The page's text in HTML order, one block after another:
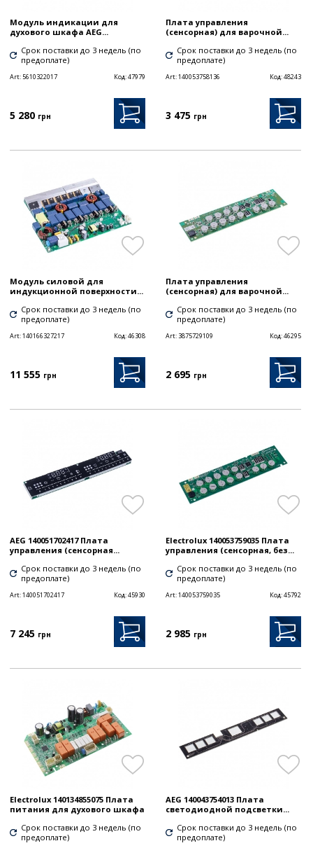
Модуль индикации для
духового шкафа AEG...
Срок поставки до 3 недель (по
предоплате)
Art: 5610322017 Код:47979
5 280 грн
Плата управления
(сенсорная) для варочной...
Срок поставки до 3 недель (по
предоплате)
Art:140053758136 Код:48243
3 475 грн
Модуль силовой для
индукционной поверхности...
Срок поставки до 3 недель (по
предоплате)
Art:140166327217 Код:46308
11 555 грн
Плата управления
(сенсорная) для варочной...
Срок поставки до 3 недель (по
предоплате)
Art: 3875729109 Код:46295
2 695 грн
AEG 140051702417 Плата
управления (сенсорная...
Срок поставки до 3 недель (по
предоплате)
Art:140051702417 Код:45930
7 245 грн
Electrolux 140053759035 Плата
управления (сенсорная, без...
Срок поставки до 3 недель (по
предоплате)
Art:140053759035 Код:45792
2 985 грн
Electrolux 140134855075 Плата
питания для духового шкафа
Срок поставки до 3 недель (по
предоплате)
AEG 140043754013 Плата
светодиодной подсветки...
Срок поставки до 3 недель (по
предоплате)